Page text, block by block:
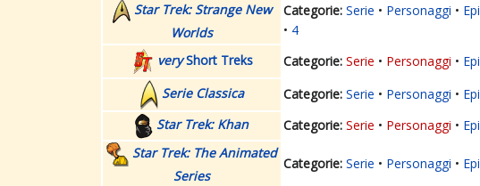
Star Trek: Strange New
Worlds
Serie Personaggi
4
veryShort Treks Serie Personaggi
Serie Classica
Serie Personaggi
Star Trek: Khan
Serie Personaggi
Star Trek: The Animated
Series
Serie Personaggi